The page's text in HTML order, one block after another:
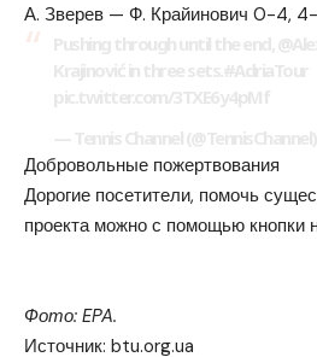
А. Зверев — Ф. Крайинович 0-4,
Добровольные пожертвования
Дорогие посетители, помочь
проекта можно с помощью кнопки
Фото: EPA.
Источник: btu.org.ua